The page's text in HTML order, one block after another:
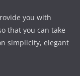
you with
that you can take
simplicity, elegant